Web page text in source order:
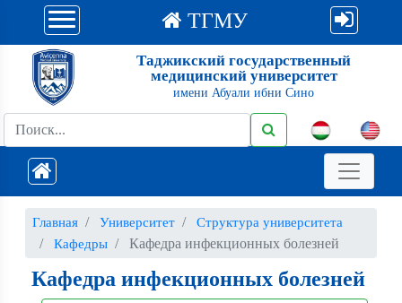
ТГМУ
Таджикский государственный
медицинский университет
имени Абуали ибни Сино
Главная Университет
Структура университета
Кафедры
Кафедра инфекционных болезней
Кафедра инфекционных болезней